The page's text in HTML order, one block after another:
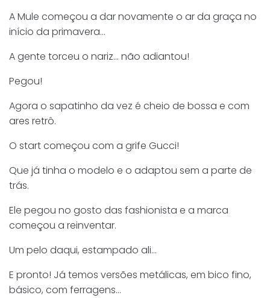
A Mule começou a dar novamente o ar da graça no
início da primavera…
A gente torceu o nariz… não adiantou!
Pegou!
Agora o sapatinho da vez é cheio de bossa e com
ares retrô.
O start começou com a grife Gucci!
Que já tinha o modelo e o adaptou sem a parte de
trás.
Ele pegou no gosto das fashionista e a marca
começou a reinventar.
Um pelo daqui, estampado ali…
E pronto! Já temos versões metálicas, em bico fino,
básico, com ferragens…